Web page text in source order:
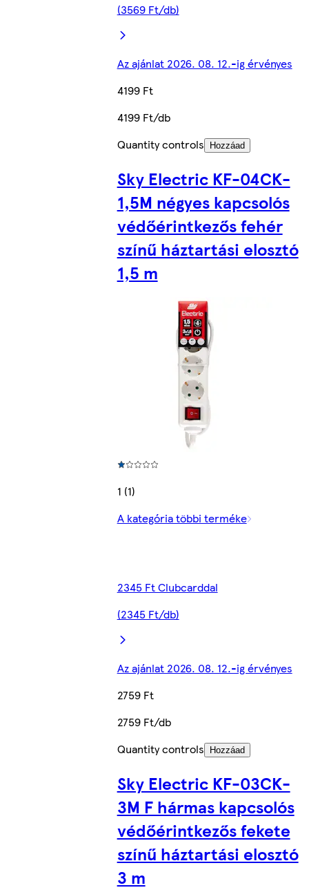
(3569 Ft/db)
Az ajánlat 2026. 08. 12.-ig érvényes
4199 Ft
4199 Ft/db
Quantity controls
Hozzáad
Sky Electric KF-04CK-
1,5M négyes kapcsolós
védőérintkezős fehér
színű háztartási elosztó
1,5 m
1 (1)
A kategória többi terméke
2345 Ft Clubcarddal
(2345 Ft/db)
Az ajánlat 2026. 08. 12.-ig érvényes
2759 Ft
2759 Ft/db
Quantity controls
Hozzáad
Sky Electric KF-03CK-
3M F hármas kapcsolós
védőérintkezős fekete
színű háztartási elosztó
3 m